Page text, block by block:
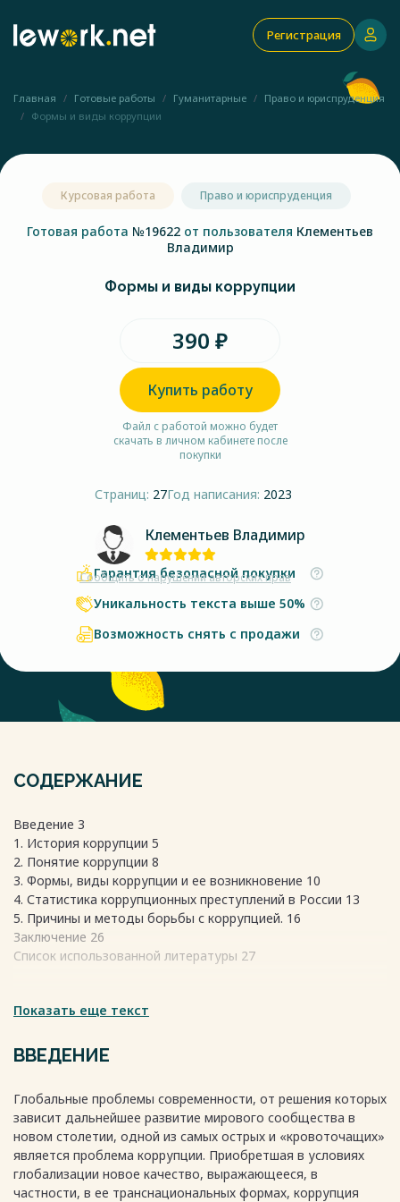
Регистрация
Главная Готовые работы Гуманитарные
Право и юриспруденция
Формы и виды коррупции
Курсовая работа Право и юриспруденция
Готовая работа №19622 от пользователя Клементьев
Владимир
Формы и виды коррупции
390 ₽
Купить работу
Файл с работой можно будет
скачать в личном кабинете после
покупки
Страниц: 27Год написания: 2023
Клементьев Владимир
Сообщить о нарушении авторских прав
Гарантия безопасной покупки
Уникальность текста выше 50%
Возможность снять с продажи
СОДЕРЖАНИЕ
Введение 3
1. История коррупции 5
2. Понятие коррупции 8
3. Формы, виды коррупции и ее возникновение 10
4. Статистика коррупционных преступлений в России 13
5. Причины и методы борьбы с коррупцией. 16
Заключение 26
Список использованной литературы 27
Весь текст будет доступен
Показать еще текст
ВВЕДЕНИЕ
Глобальные проблемы современности, от решения которых
зависит дальнейшее развитие мирового сообщества в
новом столетии, одной из самых острых и «кровоточащих»
является проблема коррупции. Приобретшая в условиях
глобализации новое качество, выражающееся, в
частности, в ее транснациональных формах, коррупция